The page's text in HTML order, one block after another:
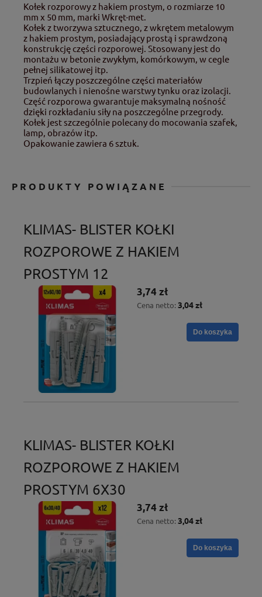
Kołek rozporowy z hakiem prostym, o rozmiarze 10
mm x 50 mm, marki Wkręt-met.
Kołek z tworzywa sztucznego, z wkrętem metalowym
z hakiem prostym, posiadający prostą i sprawdzoną
konstrukcję części rozporowej. Stosowany jest do
montażu w betonie zwykłym, komórkowym, w cegle
pełnej silikatowej itp.
Trzpień łączy poszczególne części materiałów
budowlanych i nienośne warstwy tynku oraz izolacji.
Część rozporowa gwarantuje maksymalną nośność
dzięki rozkładaniu siły na poszczególne przegrody.
Kołek jest szczególnie polecany do mocowania szafek,
lamp, obrazów itp.
Opakowanie zawiera 6 sztuk.
PRODUKTY POWIĄZANE
KLIMAS- BLISTER KOŁKI
ROZPOROWE Z HAKIEM
PROSTYM 12
3,74 zł
Cena netto: 3,04 zł
Do koszyka
KLIMAS- BLISTER KOŁKI
ROZPOROWE Z HAKIEM
PROSTYM 6X30
3,74 zł
Cena netto: 3,04 zł
Do koszyka